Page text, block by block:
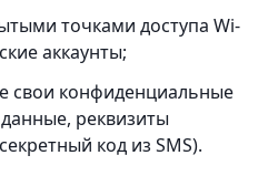
точками доступа Wi-
аккаунты;
свои конфиденциальные
реквизиты
код из SMS).